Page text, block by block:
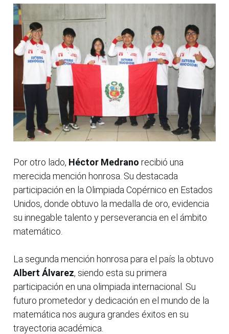
Por otro lado, Héctor Medrano recibió una
merecida mención honrosa. Su destacada
participación en la Olimpiada Copérnico en Estados
Unidos, donde obtuvo la medalla de oro, evidencia
su innegable talento y perseverancia en el ámbito
matemático.
La segunda mención honrosa para el país la obtuvo
Albert Álvarez, siendo esta su primera
participación en una olimpiada internacional. Su
futuro prometedor y dedicación en el mundo de la
matemática nos augura grandes éxitos en su
trayectoria académica.